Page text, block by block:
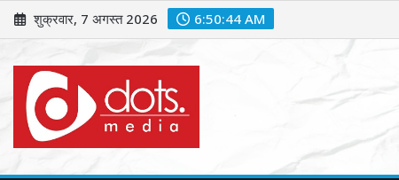
Skip
to
शुक्रवार, 7 अगस्त 2026 6:50:45 AM